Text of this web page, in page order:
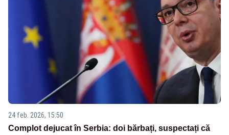
24 feb. 2026, 15:50
Complot dejucat în Serbia: doi bărbați, suspectați că